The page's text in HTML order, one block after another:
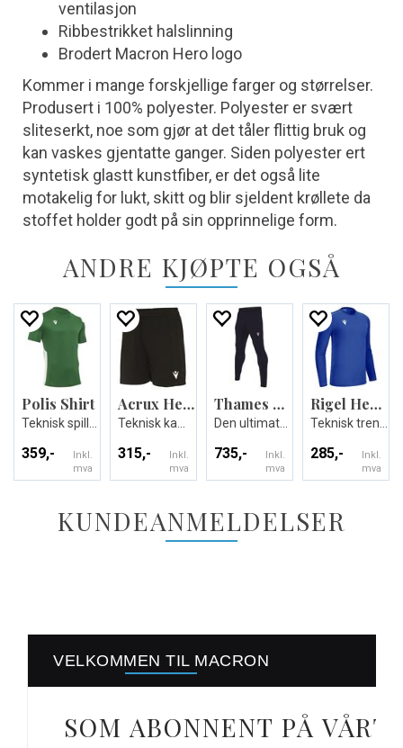
ventilasjon
Ribbestrikket halslinning
Brodert Macron Hero logo
Kommer i mange forskjellige farger og størrelser.
Produsert i 100% polyester. Polyester er svært
sliteserkt, noe som gjør at det tåler flittig bruk og
kan vaskes gjentatte ganger. Siden polyester ert
syntetisk glastt kunstfiber, er det også lite
motakelig for lukt, skitt og blir sjeldent krøllete da
stoffet holder godt på sin opprinnelige form.
ANDRE KJØPTE OGSÅ
Polis Shirt
359,-
Inkl.
mva
Acrux Hero Woman Shorts
315,-
Inkl.
mva
Thames Hero Pant
Den ultimate treningsbuksen - Unisex
735,-
Inkl.
mva
Rigel Hero Shirt LS
285,-
Inkl.
mva
KUNDEANMELDELSER
VELKOMMEN TIL MACRON
SOM ABONNENT PÅ VÅRT